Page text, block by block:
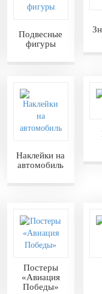
Подвесные
фигуры
Наклейки на
автомобиль
Постеры
«Авиация
Победы»